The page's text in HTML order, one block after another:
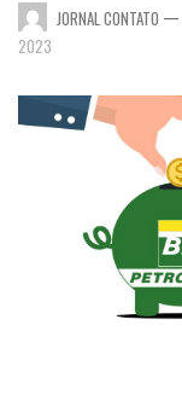
JORNAL CONTATO —
2023